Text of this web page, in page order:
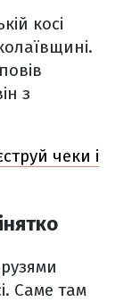
косі
з
чеки і
Саме там